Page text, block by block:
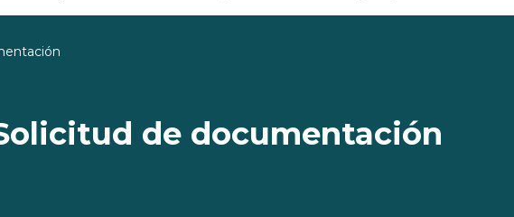
de documentación